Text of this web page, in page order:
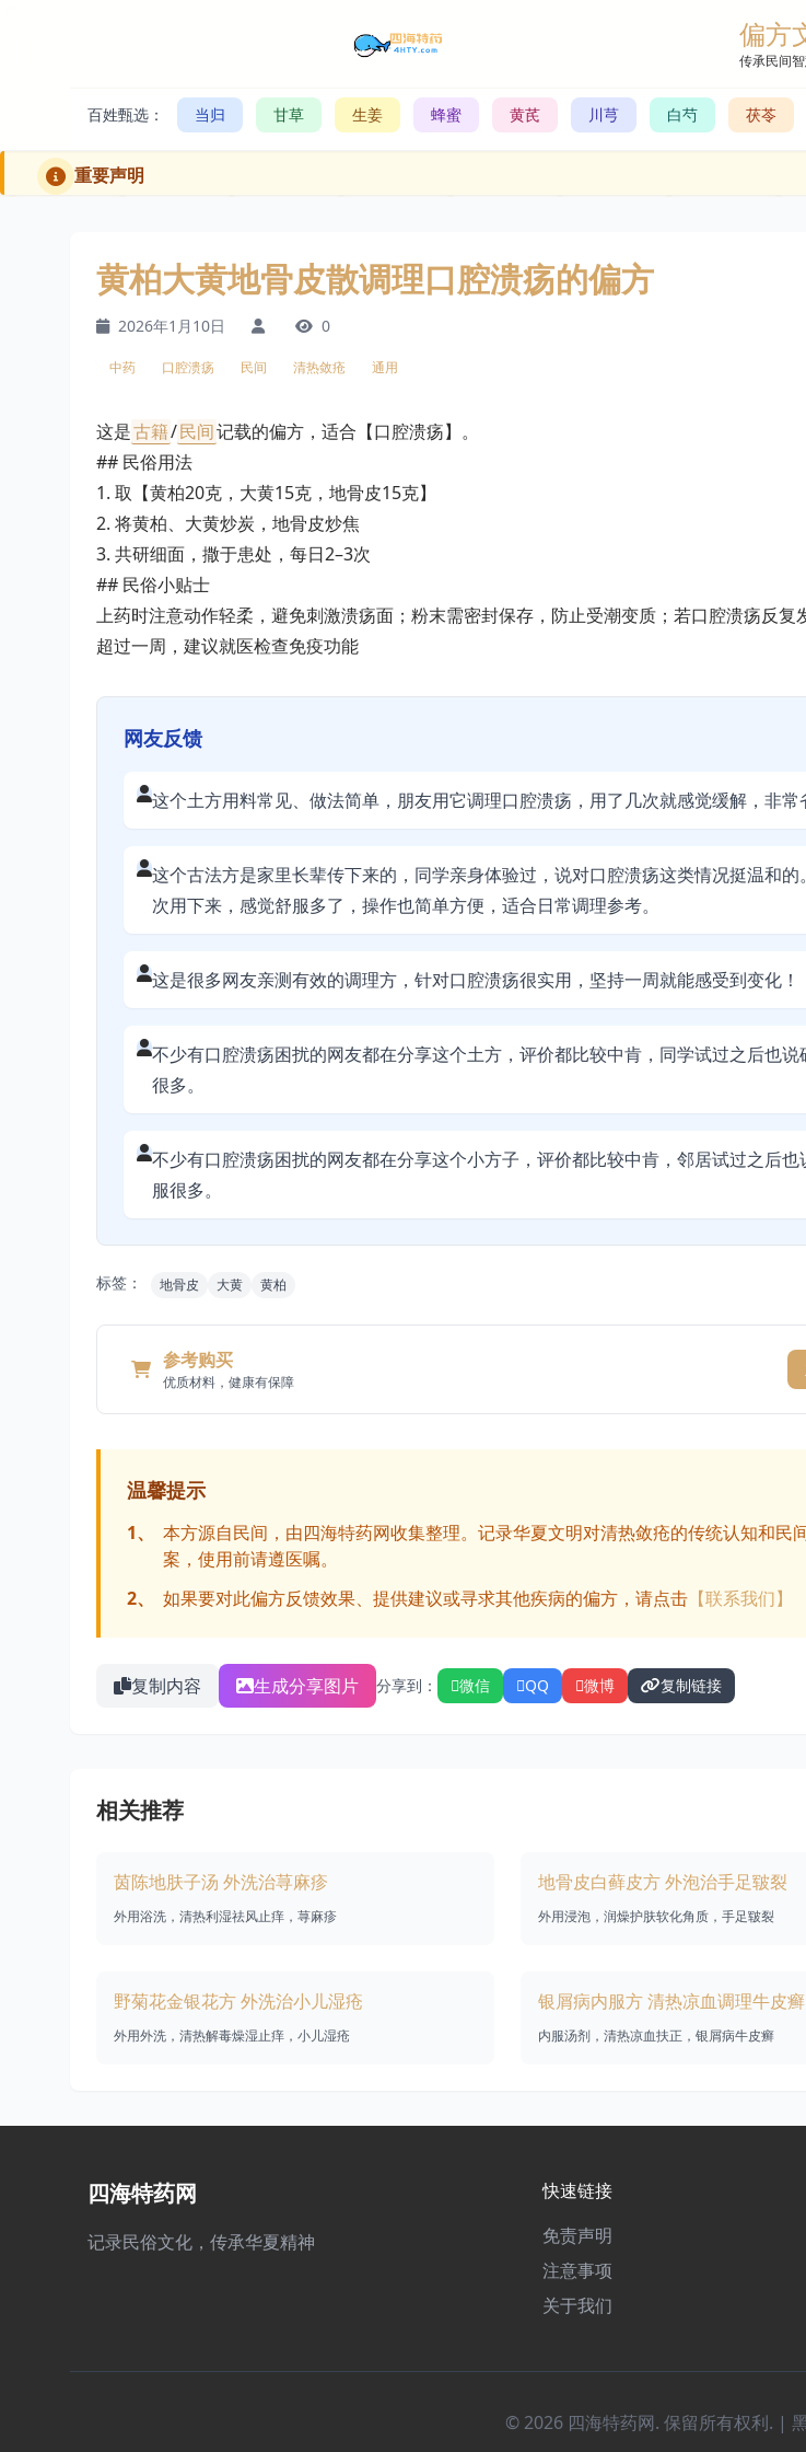
偏方
传承民间
百姓甄选： 当归 甘草 生姜 蜂蜜 黄芪 川芎 白芍 茯苓
重要声明
黄柏大黄地骨皮散调理口腔溃疡的偏方
2026年1月10日 0
中药 口腔溃疡 民间 清热敛疮 通用
这是古籍/民间记载的偏方，适合【口腔溃疡】。
## 民俗用法
1. 取【黄柏20克，大黄15克，地骨皮15克】
2. 将黄柏、大黄炒炭，地骨皮炒焦
3. 共研细面，撒于患处，每日2–3次
## 民俗小贴士
上药时注意动作轻柔，避免刺激溃疡面；粉末需密封保存，防止受潮变质；若口腔溃疡反复
超过一周，建议就医检查免疫功能
网友反馈
这个土方用料常见、做法简单，朋友用它调理口腔溃疡，用了几次就感觉缓解，非常
这个古法方是家里长辈传下来的，同学亲身体验过，说对口腔溃疡这类情况挺温和的
次用下来，感觉舒服多了，操作也简单方便，适合日常调理参考。
这是很多网友亲测有效的调理方，针对口腔溃疡很实用，坚持一周就能感受到变化！
不少有口腔溃疡困扰的网友都在分享这个土方，评价都比较中肯，同学试过之后也说
很多。
不少有口腔溃疡困扰的网友都在分享这个小方子，评价都比较中肯，邻居试过之后也
服很多。
标签： 地骨皮 大黄 黄柏
参考购买
优质材料，健康有保障
温馨提示
1、
本方源自民间，由四海特药网收集整理。记录华夏文明对清热敛疮的传统认知和民
案，使用前请遵医嘱。
2、
如果要对此偏方反馈效果、提供建议或寻求其他疾病的偏方，请点击 【联系我们】
复制内容 生成分享图片 分享到： 微信 QQ 微博 复制链接
相关推荐
茵陈地肤子汤 外洗治荨麻疹
外用浴洗，清热利湿祛风止痒，荨麻疹
地骨皮白藓皮方 外泡治手足皲裂
外用浸泡，润燥护肤软化角质，手足皲裂
野菊花金银花方 外洗治小儿湿疮
外用外洗，清热解毒燥湿止痒，小儿湿疮
银屑病内服方 清热凉血调理牛皮癣
内服汤剂，清热凉血扶正，银屑病牛皮癣
四海特药网
记录民俗文化，传承华夏精神
快速链接
免责声明
注意事项
关于我们
© 2026 四海特药网. 保留所有权利. |